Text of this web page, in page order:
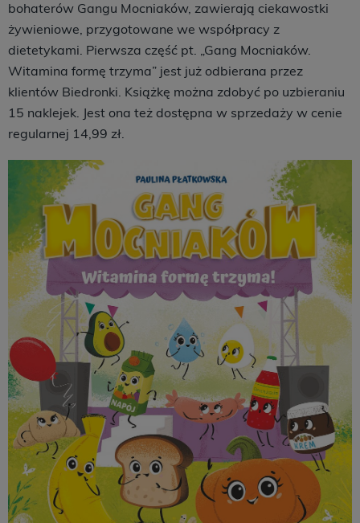
bohaterów Gangu Mocniaków, zawierają ciekawostki
żywieniowe, przygotowane we współpracy z
dietetykami. Pierwsza część pt. „Gang Mocniaków.
Witamina formę trzyma” jest już odbierana przez
klientów Biedronki. Książkę można zdobyć po uzbieraniu
15 naklejek. Jest ona też dostępna w sprzedaży w cenie
regularnej 14,99 zł.